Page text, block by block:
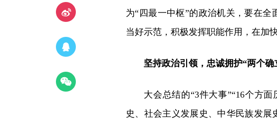
为“四最一中枢”的政治机关，要在全
当好示范，积极发挥职能作用，在加
坚持政治引领，忠诚拥护“两个
大会总结的“3件大事”“16个方
史、社会主义发展史、中华民族发